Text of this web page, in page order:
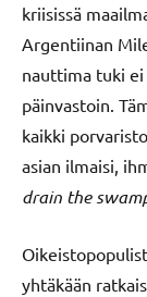
kriisissä
Argentiinan
nauttima tuki ei
päinvastoin.
kaikki
asian ilmaisi,
drain the
yhtäkään